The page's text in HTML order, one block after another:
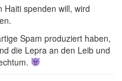
spenden will, wird
Spam produziert haben,
die Lepra an den Leib und